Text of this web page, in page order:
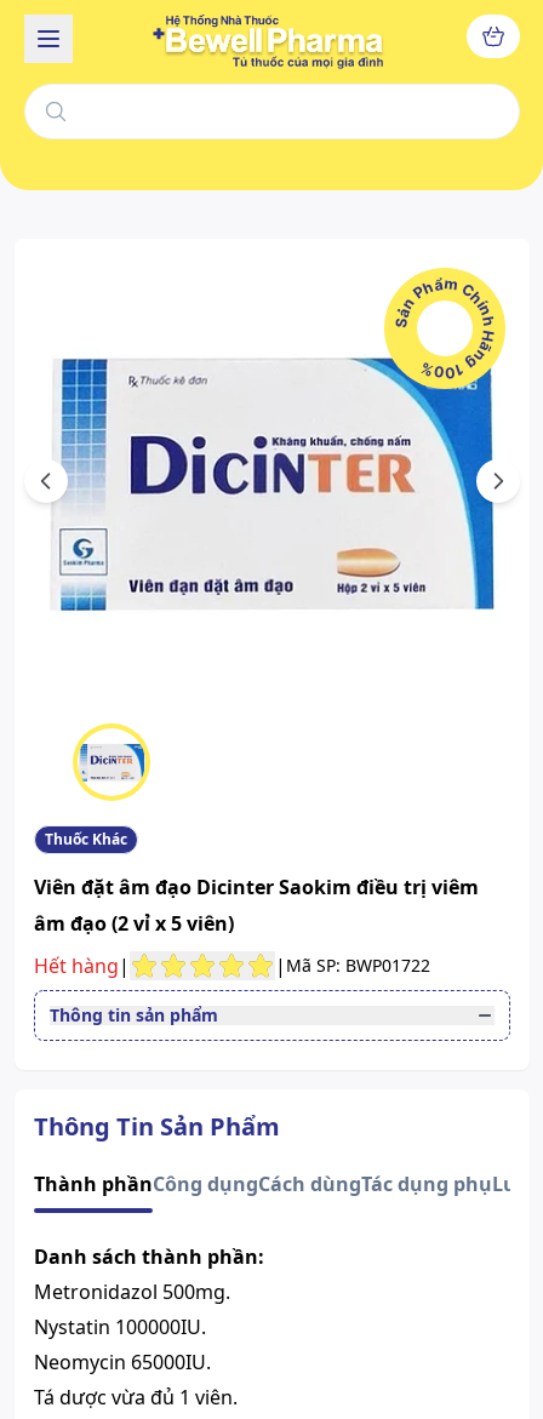
Sản Phẩm Chính Hãng 100%
Previous Next
Thuốc Khác
Viên đặt âm đạo Dicinter Saokim điều trị viêm
âm đạo (2 vỉ x 5 viên)
Hết hàng| | Mã SP: BWP01722
Thông tin sản phẩm
Quy cách
2 vỉ x 15 viên
SAO KIM - VIỆT NAM
Nước sản xuất
Việt Nam
hiệu
Việt Nam
Số đăng ký
Hướng dẫn tra cứu số đăng ký thuốc được cấp phép
Thành phần chính
Sản phẩm này chỉ bán khi có chỉ
Thông Tin Sản Phẩm
Thành phầnCông dụngCách dùngTác dụng phụLưu
Danh sách thành phần:
Metronidazol 500mg.
Nystatin 100000IU.
Neomycin 65000IU.
Tá dược vừa đủ 1 viên.